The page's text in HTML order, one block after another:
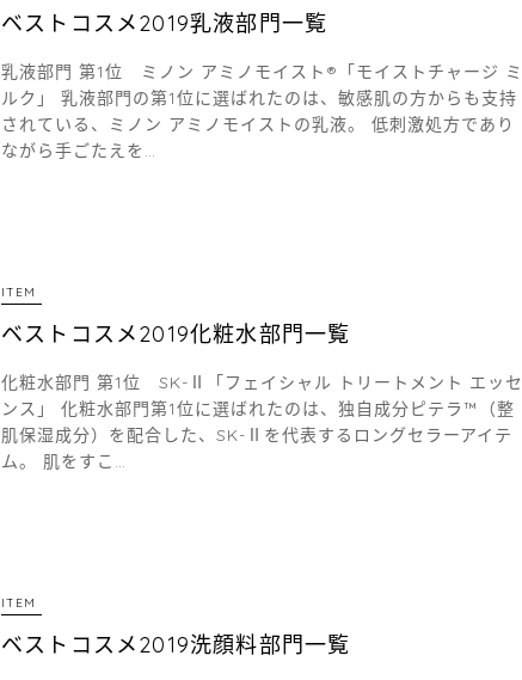
ベストコスメ2019乳液部門一覧
乳液部門 第1位 ミノン アミノモイスト®「モイストチャージ ミ
ルク」 乳液部門の第1位に選ばれたのは、敏感肌の方からも支持
されている、ミノン アミノモイストの乳液。 低刺激処方であり
ながら手ごたえを…
ITEM
ベストコスメ2019化粧水部門一覧
化粧水部門 第1位 SK-Ⅱ「フェイシャル トリートメント エッセ
ンス」 化粧水部門第1位に選ばれたのは、独自成分ピテラ™（整
肌保湿成分）を配合した、SK-Ⅱを代表するロングセラーアイテ
ム。 肌をすこ…
ITEM
ベストコスメ2019洗顔料部門一覧